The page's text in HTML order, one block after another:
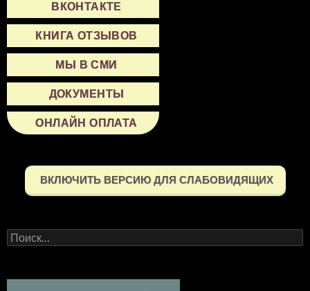
ВКОНТАКТЕ
КНИГА ОТЗЫВОВ
МЫ В СМИ
ДОКУМЕНТЫ
ОНЛАЙН ОПЛАТА
ВКЛЮЧИТЬ ВЕРСИЮ ДЛЯ СЛАБОВИДЯЩИХ
Найти: